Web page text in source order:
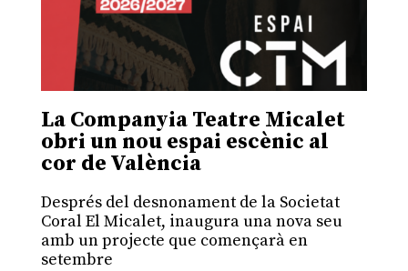
La Companyia Teatre Micalet
obri un nou espai escènic al
cor de València
Després del desnonament de la Societat
Coral El Micalet, inaugura una nova seu
amb un projecte que començarà en
setembre